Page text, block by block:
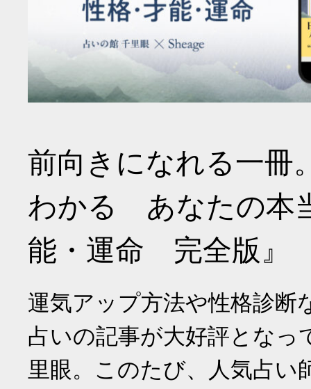
前向きになれる一冊
わかる あなたの本
能・運命 完全版』
運気アップ方法や性格診断
占いの記事が大好評となっ
里眼。このたび、人気占い